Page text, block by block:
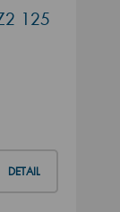
125
DETAIL